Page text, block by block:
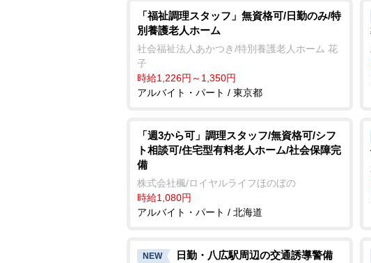
「福祉調理スタッフ」無資格可/日勤のみ/特
別養護老人ホーム
社会福祉法人あかつき/特別養護老人ホーム 花
子
時給1,226円～1,350円
アルバイト・パート / 東京都
「週3から可」調理スタッフ/無資格可/シフ
ト相談可/住宅型有料老人ホーム/社会保障完
備
株式会社楓/ロイヤルライフほのぼの
時給1,080円
アルバイト・パート / 北海道
NEW
日勤・八広駅周辺の交通誘導警備